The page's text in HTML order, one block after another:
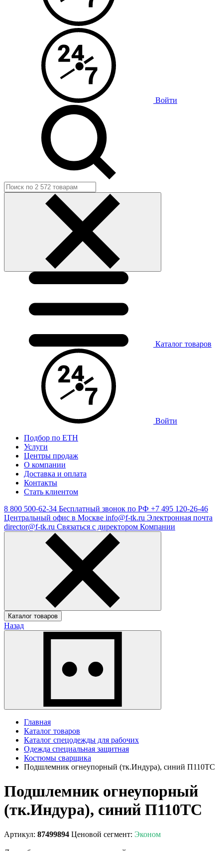
Войти
Каталог товаров
Войти
Подбор по ЕТН
Услуги
Центры продаж
О компании
Доставка и оплата
Контакты
Стать клиентом
8 800 500-62-34 Бесплатный звонок по РФ +7 495 120-26-46
Центральный офис в Москве info@f-tk.ru Электронная почта
director@f-tk.ru Связаться с директором Компании
Каталог товаров
Назад
Главная
Каталог товаров
Каталог спецодежды для рабочих
Одежда специальная защитная
Костюмы сварщика
Подшлемник огнеупорный (тк.Индура), синий П110ТС
Подшлемник огнеупорный
(тк.Индура), синий П110ТС
Артикул: 87499894 Ценовой сегмент: Эконом